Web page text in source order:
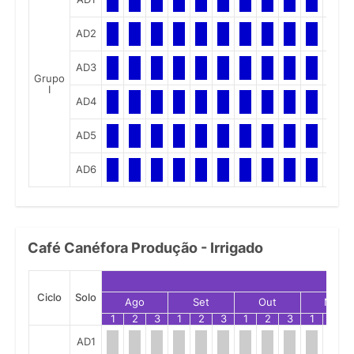
Grupo
I
AD2
AD3
AD4
AD5
AD6
Café Canéfora Produção - Irrigado
Ciclo Solo Ago Set Out
Nov
1
2 3 1 2 3 1 2 3 1
AD1